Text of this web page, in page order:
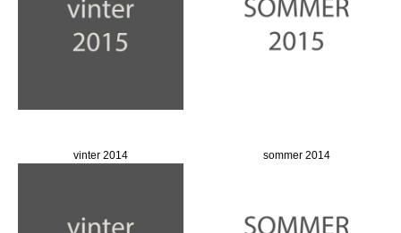
vinter 2014 sommer 2014